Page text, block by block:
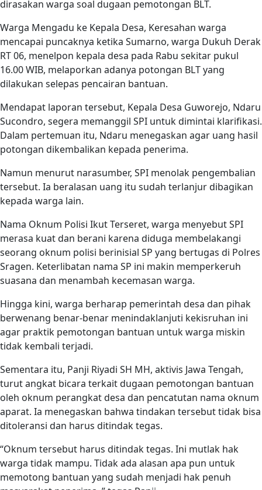
dirasakan warga soal dugaan pemotongan BLT.
Warga Mengadu ke Kepala Desa, Keresahan warga
mencapai puncaknya ketika Sumarno, warga Dukuh Derak
RT 06, menelpon kepala desa pada Rabu sekitar pukul
16.00 WIB, melaporkan adanya potongan BLT yang
dilakukan selepas pencairan bantuan.
Mendapat laporan tersebut, Kepala Desa Guworejo, Ndaru
Sucondro, segera memanggil SPI untuk dimintai klarifikasi.
Dalam pertemuan itu, Ndaru menegaskan agar uang hasil
potongan dikembalikan kepada penerima.
Namun menurut narasumber, SPI menolak pengembalian
tersebut. Ia beralasan uang itu sudah terlanjur dibagikan
kepada warga lain.
Nama Oknum Polisi Ikut Terseret, warga menyebut SPI
merasa kuat dan berani karena diduga membelakangi
seorang oknum polisi berinisial SP yang bertugas di Polres
Sragen. Keterlibatan nama SP ini makin memperkeruh
suasana dan menambah kecemasan warga.
Hingga kini, warga berharap pemerintah desa dan pihak
berwenang benar-benar menindaklanjuti kekisruhan ini
agar praktik pemotongan bantuan untuk warga miskin
tidak kembali terjadi.
Sementara itu, Panji Riyadi SH MH, aktivis Jawa Tengah,
turut angkat bicara terkait dugaan pemotongan bantuan
oleh oknum perangkat desa dan pencatutan nama oknum
aparat. Ia menegaskan bahwa tindakan tersebut tidak bisa
ditoleransi dan harus ditindak tegas.
“Oknum tersebut harus ditindak tegas. Ini mutlak hak
warga tidak mampu. Tidak ada alasan apa pun untuk
memotong bantuan yang sudah menjadi hak penuh